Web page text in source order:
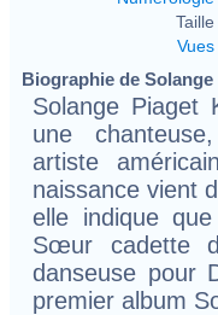
Taille
Vues
Biographie de
Solange Piaget
une
artiste
naissance vient
elle indique
Sœur cadette
danseuse pour
premier album